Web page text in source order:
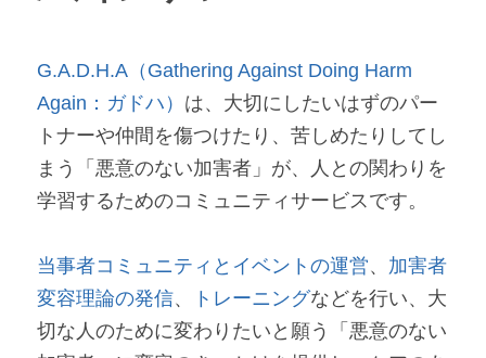
G.A.D.H.A（Gathering Against Doing Harm
Again：ガドハ） は、大切にしたいはずのパー
トナーや仲間を傷つけたり、苦しめたりしてし
まう「悪意のない加害者」が、人との関わりを
学習するためのコミュニティサービスです。
当事者コミュニティとイベントの運営、 加害者
変容理論の発信、 トレーニングなどを行い、大
切な人のために変わりたいと願う「悪意のない